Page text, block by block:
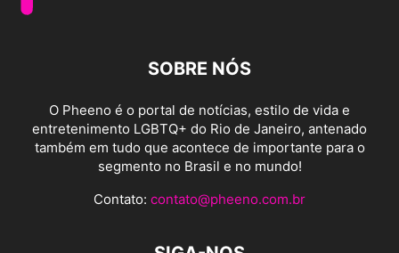
SOBRE NÓS
O Pheeno é o portal de notícias, estilo de vida e
entretenimento LGBTQ+ do Rio de Janeiro, antenado
também em tudo que acontece de importante para o
segmento no Brasil e no mundo!
Contato: contato@pheeno.com.br